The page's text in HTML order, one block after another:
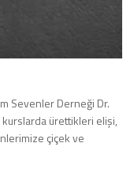
Sevenler Derneği Dr.
kurslarda ürettikleri elişi,
çiçek ve